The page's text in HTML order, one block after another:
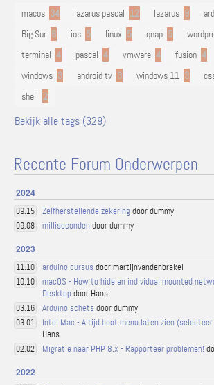
macos 34 lazarus pascal 12 lazarus 9
Big Sur 6 ios 5 linux 5 qnap 5
terminal 4 pascal 4 vmware 4 fusion 4
windows 3 android tv 3 windows 11 3
shell 2
Bekijk alle tags (329)
Recente Forum Onderwerpen
2024
09.15 Zelfherstellende zekeringdoor dummy
09.08 milliseconden door dummy
2023
11.10 arduino cursus door martijnvandenbrakel
10.10
macOS - How to hide an individual mounted
Desktop door Hans
03.16 Arduino schets door dummy
03.01 Intel Mac - Altijd boot menu laten zien
Hans
02.02 Migratie naar PHP 8.x - Rapporteer problemen!
2022